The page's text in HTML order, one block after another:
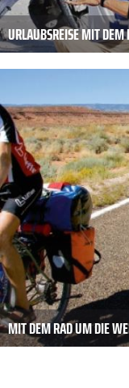
URLAUBSREISE MIT DEM
MIT DEM RAD UM DIE